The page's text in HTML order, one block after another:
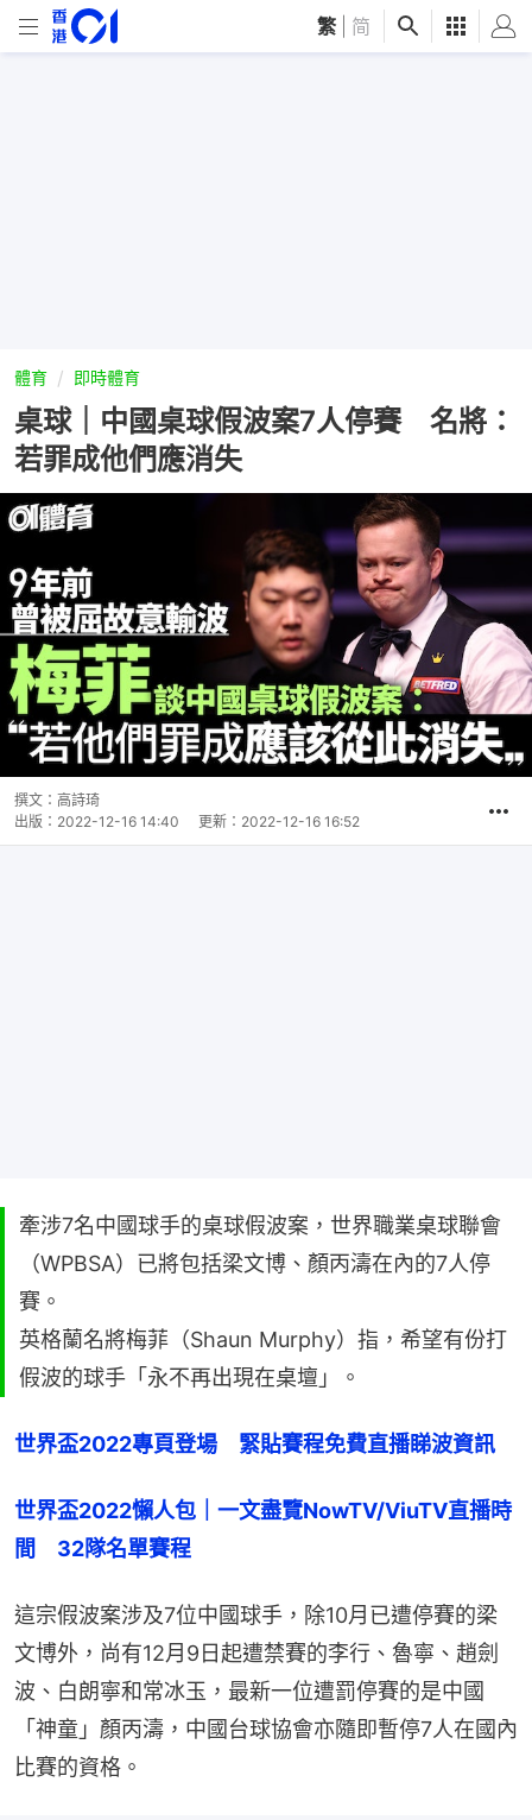
繁 简
體育 即時體育
桌球｜中國桌球假波案7人停賽 名將：
若罪成他們應消失
撰文： 高詩琦
出版： 2022-12-16 14:40 更新： 2022-12-16 16:52
牽涉7名中國球手的桌球假波案，世界職業桌球聯會
（WPBSA）已將包括梁文博、顏丙濤在內的7人停
賽。
英格蘭名將梅菲（Shaun Murphy）指，希望有份打
假波的球手「永不再出現在桌壇」。
世界盃2022專頁登場　緊貼賽程免費直播睇波資訊
世界盃2022懶人包｜一文盡覽NowTV/ViuTV直播時
間　32隊名單賽程
這宗假波案涉及7位中國球手，除10月已遭停賽的梁
文博外，尚有12月9日起遭禁賽的李行、魯寧、趙劍
波、白朗寧和常冰玉，最新一位遭罰停賽的是中國
「神童」顏丙濤，中國台球協會亦隨即暫停7人在國內
比賽的資格。